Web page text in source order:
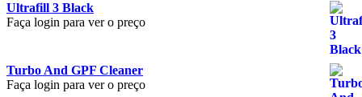
Ultrafill 3 Black
Faça login para ver o preço
Turbo And GPF Cleaner
Faça login para ver o preço